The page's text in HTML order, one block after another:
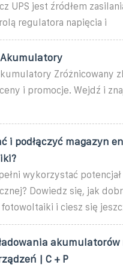
UPS jest źródłem
regulatora napięcia i
Zróżnicowany
i promocje. Wejdź i
i podłączyć magazyn
wykorzystać
Dowiedz się, jak
i ciesz się
| C + P